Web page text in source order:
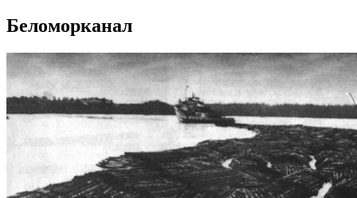
Беломорканал